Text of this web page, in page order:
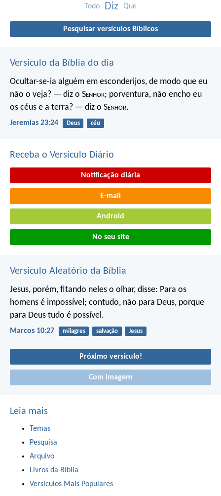
Todo Diz Que
Pesquisar versículos Bíblicos
Versículo da Bíblia do dia
Ocultar-se-ia alguém em esconderijos, de modo que eu
não o veja? — diz o Senhor; porventura, não encho eu
os céus e a terra? — diz o Senhor.
Jeremias 23:24 Deus céu
Receba o Versículo Diário
Notificação diária
E-mail
Android
No seu site
Versículo Aleatório da Bíblia
Jesus, porém, fitando neles o olhar, disse: Para os
homens é impossível; contudo, não para Deus, porque
para Deus tudo é possível.
Marcos 10:27 milagres salvação Jesus
Próximo versículo!
Com imagem
Leia mais
Temas
Pesquisa
Arquivo
Livros da Bíblia
Versículos Mais Populares